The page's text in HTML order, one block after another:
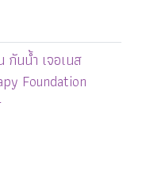
นน้ำ เจอเนส
Foundation